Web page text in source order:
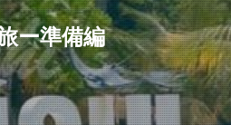
ー準備編